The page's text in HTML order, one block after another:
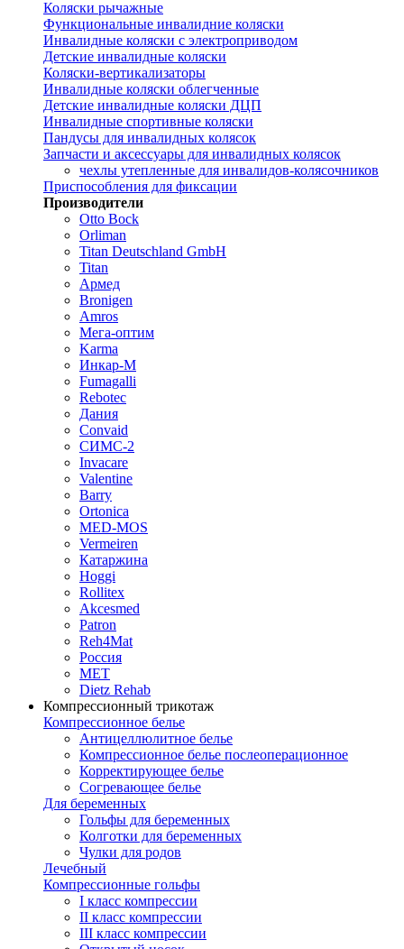
Коляски рычажные
Функциональные инвалидние коляски
Инвалидные коляски с электроприводом
Детские инвалидные коляски
Коляски-вертикализаторы
Инвалидные коляски облегченные
Детские инвалидные коляски ДЦП
Инвалидные спортивные коляски
Пандусы для инвалидных колясок
Запчасти и аксессуары для инвалидных колясок
чехлы утепленные для инвалидов-колясочников
Приспособления для фиксации
Производители
Otto Bock
Orliman
Titan Deutschland GmbH
Titan
Армед
Bronigen
Amros
Мега-оптим
Karma
Инкар-М
Fumagalli
Rebotec
Дания
Convaid
СИМС-2
Invacare
Valentine
Barry
Ortonica
MED-MOS
Vermeiren
Катаржина
Hoggi
Rollitex
Akcesmed
Patron
Reh4Mat
Россия
МЕТ
Dietz Rehab
Компрессионный трикотаж
Компрессионное белье
Антицеллюлитное белье
Компрессионное белье послеоперационное
Корректирующее белье
Согревающее белье
Для беременных
Гольфы для беременных
Колготки для беременных
Чулки для родов
Лечебный
Компрессионные гольфы
I класс компрессии
II класс компрессии
III класс компрессии